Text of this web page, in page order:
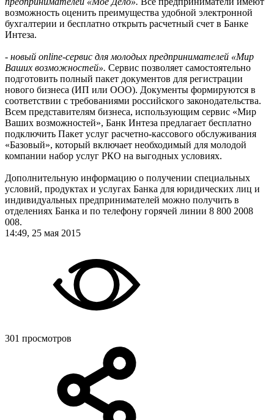
возможность оценить преимущества удобной электронной
бухгалтерии и бесплатно открыть расчетный счет в Банке
Интеза.
- новый online-сервис для молодых предпринимателей «Мир
Ваших возможностей». Сервис позволяет самостоятельно
подготовить полный пакет документов для регистрации
нового бизнеса (ИП или ООО). Документы формируются в
соответствии с требованиями российского законодательства.
Всем представителям бизнеса, использующим сервис «Мир
Ваших возможностей», Банк Интеза предлагает бесплатно
подключить Пакет услуг расчетно-кассового обслуживания
«Базовый», который включает необходимый для молодой
компании набор услуг РКО на выгодных условиях.
Дополнительную информацию о получении специальных
условий, продуктах и услугах Банка для юридических лиц и
индивидуальных предпринимателей можно получить в
отделениях Банка и по телефону горячей линии 8 800 2008
008.
14:49, 25 мая 2015
301 просмотров